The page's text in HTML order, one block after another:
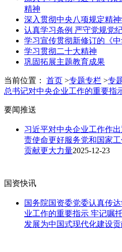
精神
深入贯彻中央八项规定精
认真学习条例 严守党规党
学习宣传贯彻新修订的《
学习贯彻二十大精神
巩固拓展主题教育成果
当前位置： 首页 >专题专栏 >专
总书记对中央企业工作的重要指
要闻推送
习近平对中央企业工作作
责使命更好服务党和国家
贡献更大力量2025-12-23
国资快讯
国务院国资委党委认真传
业工作的重要指示 牢记嘱
发展为中国式现代化建设